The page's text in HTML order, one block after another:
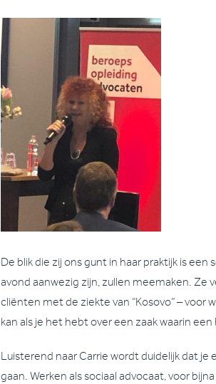
De blik die zij ons gunt in haar praktijk is
avond aanwezig zijn, zullen meemaken. Ze
cliënten met de ziekte van “Kosovo” – voor
kan als je het hebt over een zaak waarin
Luisterend naar Carrie wordt duidelijk dat
gaan. Werken als sociaal advocaat, voor